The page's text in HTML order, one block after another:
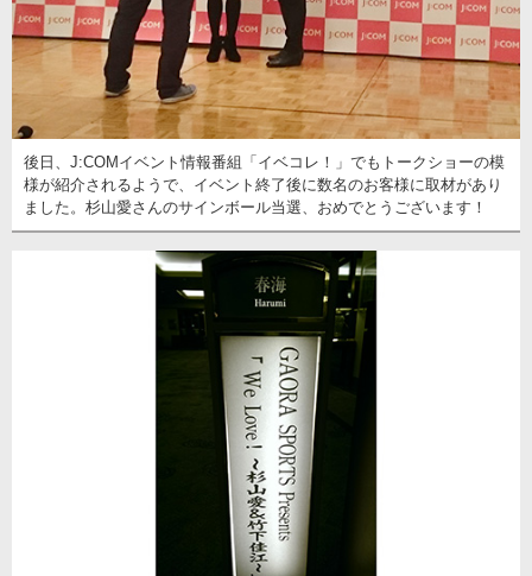
後日、J:COMイベント情報番組「イベコレ！」でもトークショーの模
様が紹介されるようで、イベント終了後に数名のお客様に取材があり
ました。杉山愛さんのサインボール当選、おめでとうございます！